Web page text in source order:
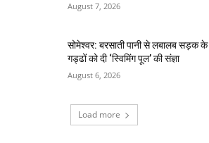
August 7, 2026
सोमेश्वर: बरसाती पानी से लबालब सड़क के
गड्ढों को दी ‘स्विमिंग पूल’ की संज्ञा
August 6, 2026
Load more